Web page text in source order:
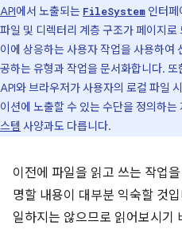
API에서 노출되는 FileSystem 인터
파일 및 디렉터리 계층 구조가 페이지
이에 상응하는 사용자 작업을 사용하여
공하는 유형과 작업을 문서화합니다.
API와 브라우저가 사용자의 로컬 파일
이션에 노출할 수 있는 수단을 정의하는
스템 사양과도 다릅니다.
이전에 파일을 읽고 쓰는 작업
명할 내용이 대부분 익숙할 것
일하지는 않으므로 읽어보시기